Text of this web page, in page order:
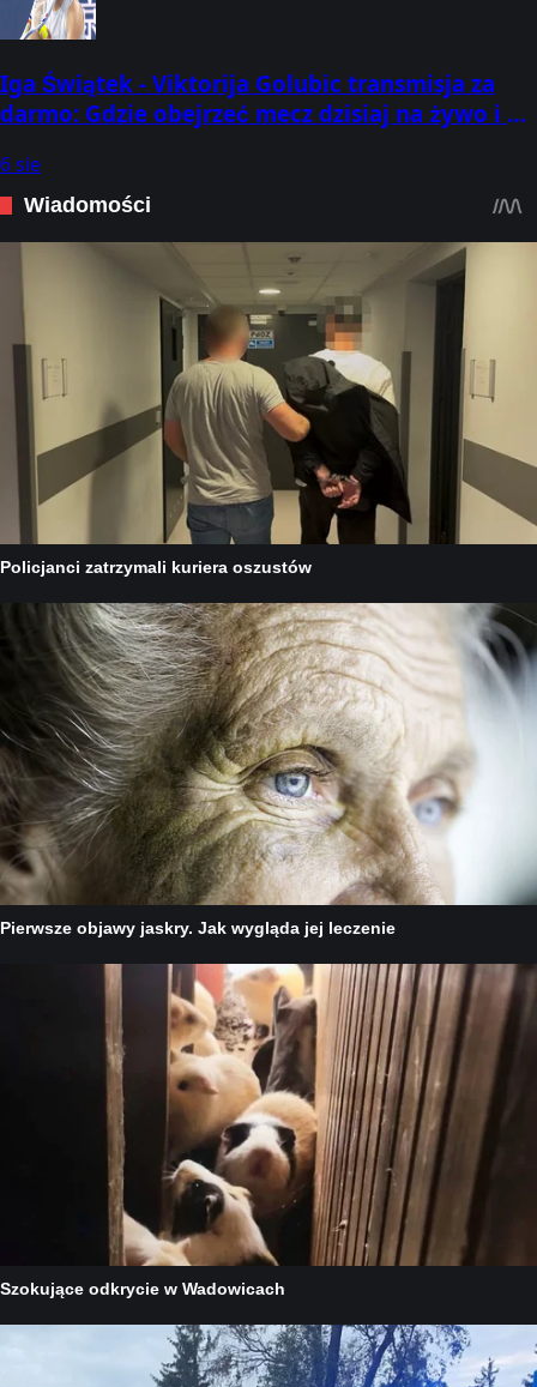
Iga Świątek - Viktorija Golubic transmisja za
darmo: Gdzie obejrzeć mecz dzisiaj na żywo i o
6 sie